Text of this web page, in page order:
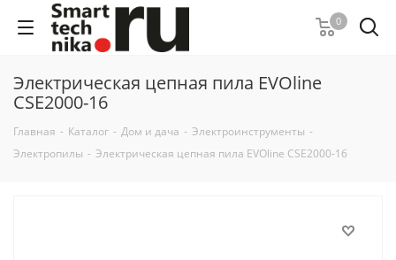
0
Электрическая цепная пила EVOline
CSE2000-16
Главная - Каталог - Дом и дача - Электроинструменты -
Электропилы - Электрическая цепная пила EVOline CSE2000-16